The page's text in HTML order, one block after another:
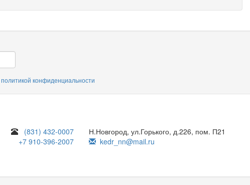
политикой конфиденциальности
(831) 432-0007
+7 910-396-2007
Н.Новгород, ул.Горького, д.226, пом. П21
kedr_nn@mail.ru